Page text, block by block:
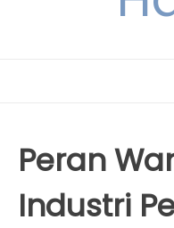
Peran
Industri